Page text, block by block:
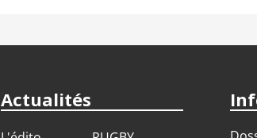
Actualités